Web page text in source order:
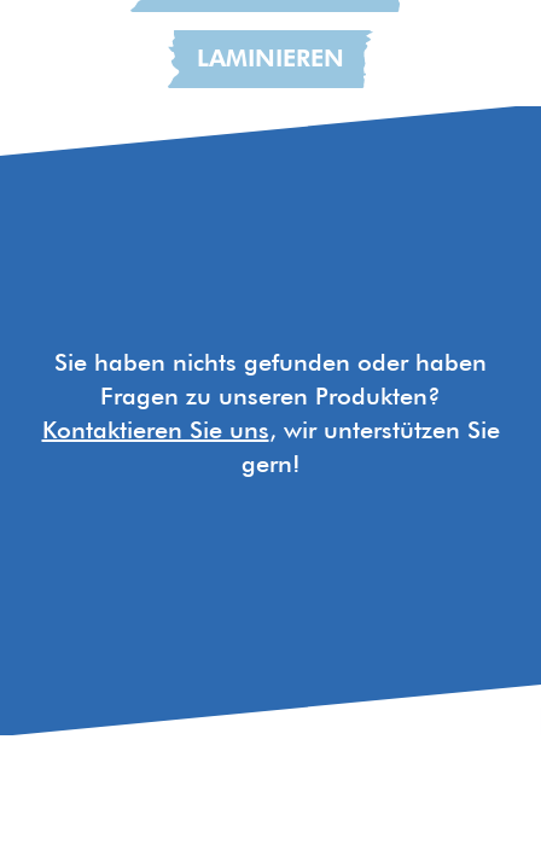
LAMINIEREN
Sie haben nichts gefunden oder haben
Fragen zu unseren Produkten?
Kontaktieren Sie uns, wir unterstützen Sie
gern!